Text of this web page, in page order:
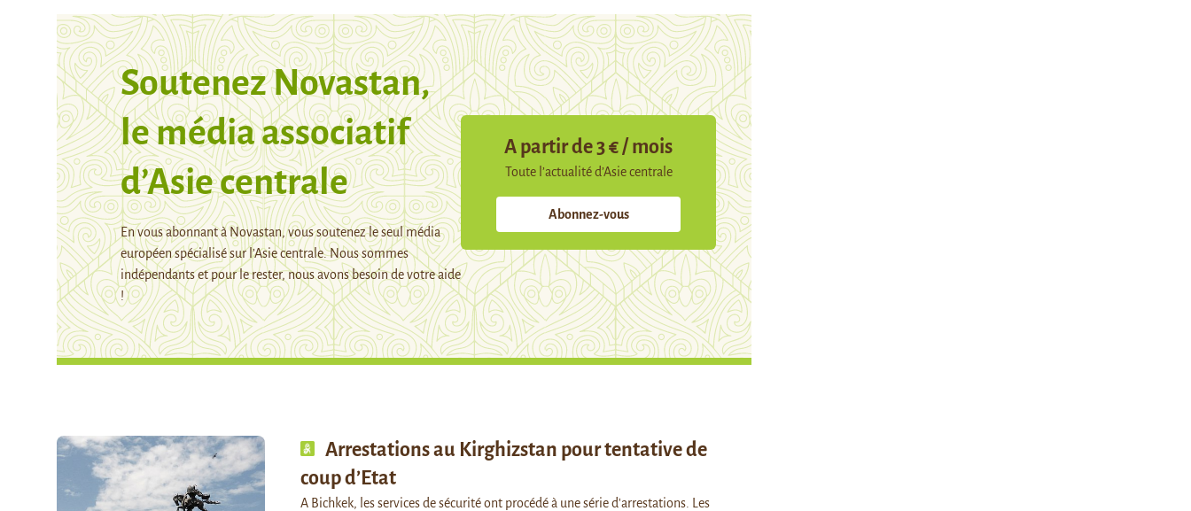
Soutenez Novastan,
le média associatif
d’Asie centrale
En vous abonnant à Novastan, vous soutenez le seul média
européen spécialisé sur l’Asie centrale. Nous sommes
indépendants et pour le rester, nous avons besoin de votre aide
!
A partir de 3 € / mois
Toute l’actualité d’Asie centrale
Abonnez-vous
Arrestations au Kirghizstan pour tentative de
coup d’Etat
A Bichkek, les services de sécurité ont procédé à une série d'arrestations. Les